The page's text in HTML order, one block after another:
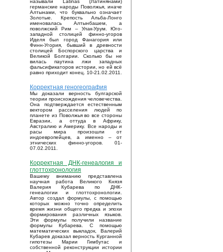
называли Latinas (Латинянами)
германские народы Поволжья, иначе
Алтынами, что буквально означает
Золотые. Крепость Альба-Лонго
именовалась Алтынбашем, а
поволжский Рим – Улак-Урум. Юго-
западной столицей финно-угоров
Иделя был город Фанагория или
Финн-Угория, бывший в древности
столицей Боспорского царства и
Великой Болгарии. Сколько бы не
вилась паутина лжи западных
фальсификаторов истории, но ей всё
равно приходит конец. 10-21.02.2011.
Корректная геногеография
Мы доказали верность булгарской
теории происхождения человечества.
Она подтверждается естественным
вектором расселения людей по
планете из Поволжья во все стороны
Евразии, а оттуда в Африку,
Австралию и Америку. Все народы и
расы мира произошли от
индоевропейцев, а именно – от
этнических финно-угоров. 01-
07.02.2011.
Корректная ДНК-генеалогия и
глоттохронология
Вашему вниманию представлена
научная работа Великого Князя
Валерия Кубарева по ДНК-
генеалогии и глоттохронологии.
Автор создал формулы, с помощью
которых можно точно определить
время жизни общего предка и эпохи
формирования различных языков.
Эти формулы получили название
формулы Кубарева. С помощью
математических выкладок, Валерий
Кубарев доказал верность Курганной
гипотезы Марии Гимбутас и
собственной реконструкции истории